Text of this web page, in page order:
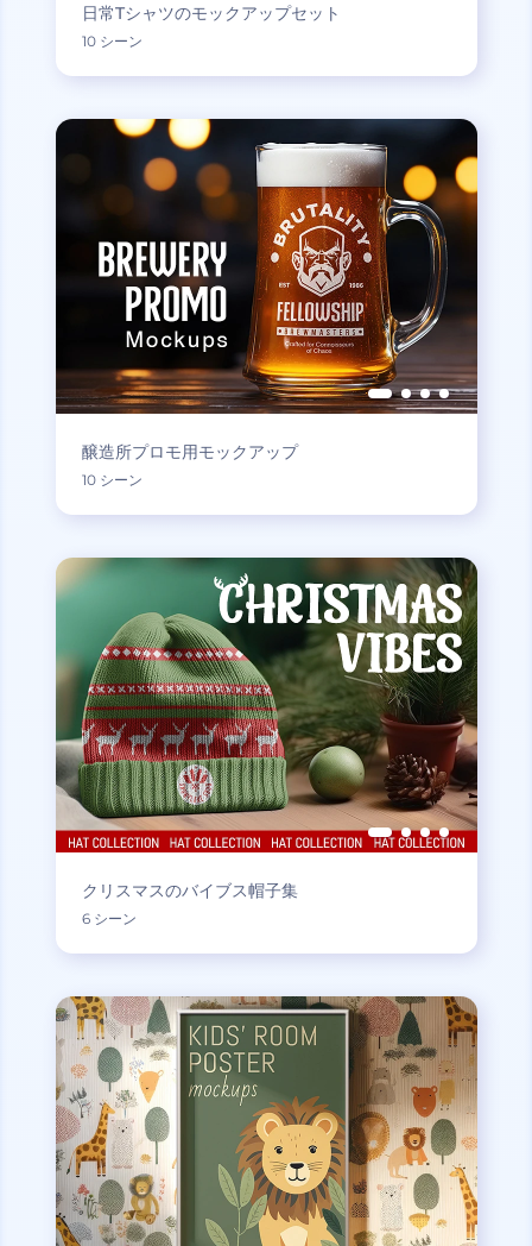
日常Tシャツのモックアップセット
10 シーン
醸造所プロモ用モックアップ
10 シーン
クリスマスのバイブス帽子集
6 シーン